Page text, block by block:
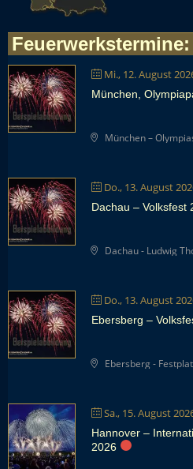
Feuerwerkstermine:
Mi., 12. August
München,
München –
Do., 13. August
Dachau – Volksfest
Dachau - Ludwig
Do., 13. August
Ebersberg –
Ebersberg -
Sa., 15. August
Hannover –
2026